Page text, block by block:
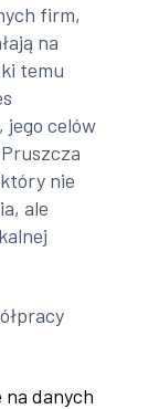
firm,
na
temu
jego celów
nie
ale
danych